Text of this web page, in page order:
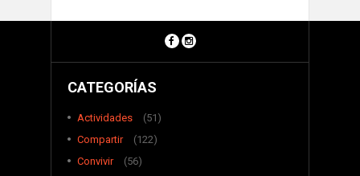
CATEGORÍAS
Actividades
(51)
Compartir
(122)
Convivir
(56)